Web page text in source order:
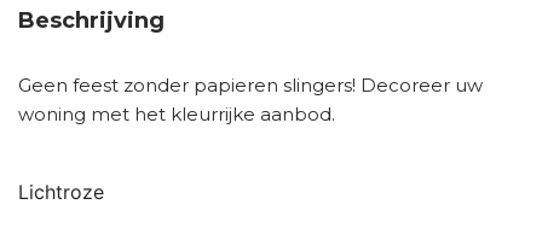
Beschrijving
Geen feest zonder papieren slingers! Decoreer uw
woning met het kleurrijke aanbod.
Lichtroze